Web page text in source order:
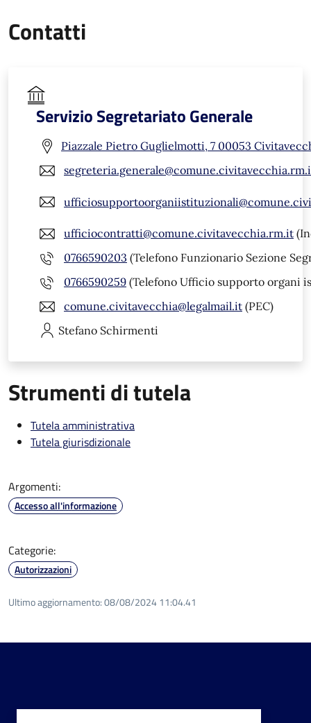
Contatti
Servizio Segretariato Generale
Piazzale Pietro Guglielmotti, 7 00053
ufficiocontratti@comune.civitavecchia.rm.it
0766590203 (Telefono Funzionario Sezione
0766590259 (Telefono Ufficio supporto organi
comune.civitavecchia@legalmail.it (PEC)
Stefano Schirmenti
Strumenti di tutela
Tutela amministrativa
Tutela giurisdizionale
Argomenti:
Accesso all'informazione
Categorie:
Autorizzazioni
Ultimo aggiornamento:08/08/2024 11:04.41